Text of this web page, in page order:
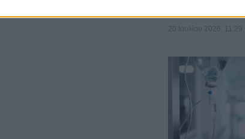
20 Ιουλίου 2026, 11:29